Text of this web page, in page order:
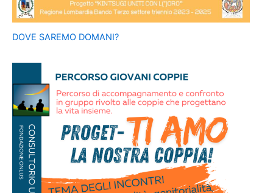
DOVE SAREMO DOMANI?